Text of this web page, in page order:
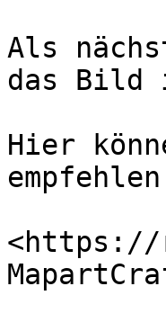
Als
das Bild
Hier
<https://